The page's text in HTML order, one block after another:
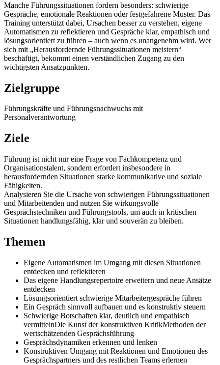
Manche Führungssituationen fordern besonders: schwierige
Gespräche, emotionale Reaktionen oder festgefahrene Muster. Das
Training unterstützt dabei, Ursachen besser zu verstehen, eigene
Automatismen zu reflektieren und Gespräche klar, empathisch und
lösungsorientiert zu führen – auch wenn es unangenehm wird. Wer
sich mit „Herausfordernde Führungssituationen meistern“
beschäftigt, bekommt einen verständlichen Zugang zu den
wichtigsten Ansatzpunkten.
Zielgruppe
Führungskräfte und Führungsnachwuchs mit
Personalverantwortung
Ziele
Führung ist nicht nur eine Frage von Fachkompetenz und
Organisationstalent, sondern erfordert insbesondere in
herausfordernden Situationen starke kommunikative und soziale
Fähigkeiten.
Analysieren Sie die Ursache von schwierigen Führungssituationen
und Mitarbeitenden und nutzen Sie wirkungsvolle
Gesprächstechniken und Führungstools, um auch in kritischen
Situationen handlungsfähig, klar und souverän zu bleiben.
Themen
Eigene Automatismen im Umgang mit diesen Situationen
entdecken und reflektieren
Das eigene Handlungsrepertoire erweitern und neue Ansätze
entdecken
Lösungsorientiert schwierige Mitarbeitergespräche führen
Ein Gespräch sinnvoll aufbauen und es konstruktiv steuern
Schwierige Botschaften klar, deutlich und empathisch
vermittelnDie Kunst der konstruktiven KritikMethoden der
wertschätzenden Gesprächsführung
Gesprächsdynamiken erkennen und lenken
Konstruktiven Umgang mit Reaktionen und Emotionen des
Gesprächspartners und des restlichen Teams erlernen